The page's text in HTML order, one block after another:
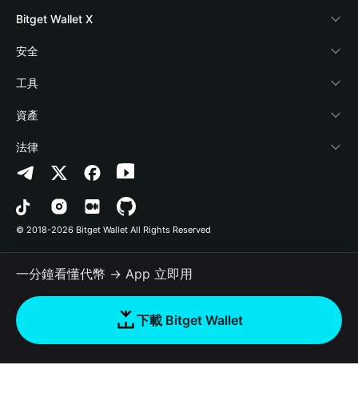
部落格
學院
加密資訊
幫助中心
‌聯繫我們
品牌資源
工作機會
Crypto Card
Stablecoin Earn
Payfi Crypto
Crypto Swap API
Altcoin Season Index
Prediction Markets
DApp
RWA
如何購買加密貨幣
Bitget Wallet X
開發者文件
連接錢包
Bitget Wallet Pay
合作上架
安全
風險保障基金
安全防護技術
工具
快捷買幣
授權檢測
合約檢測
批次轉帳
資產
Arbitrum
Avalanche
Bitcoin
Polygon
法律
隱私協議
用戶使用協議
© 2018-2026 Bitget Wallet All Rights Reserved
一分鐘看懂代幣 → App 立即用
下載 Bitget Wallet